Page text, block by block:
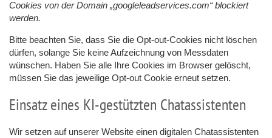
Cookies von der Domain „googleleadservices.com“ blockiert
werden.
Bitte beachten Sie, dass Sie die Opt-out-Cookies nicht löschen
dürfen, solange Sie keine Aufzeichnung von Messdaten
wünschen. Haben Sie alle Ihre Cookies im Browser gelöscht,
müssen Sie das jeweilige Opt-out Cookie erneut setzen.
Einsatz eines KI-gestützten Chatassistenten
Wir setzen auf unserer Website einen digitalen Chatassistenten